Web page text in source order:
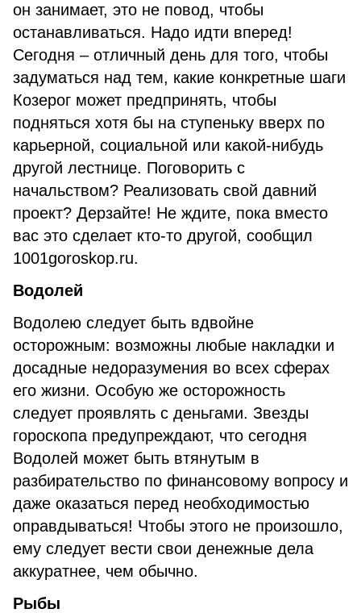
он занимает, это не повод, чтобы
останавливаться. Надо идти вперед!
Сегодня – отличный день для того, чтобы
задуматься над тем, какие конкретные шаги
Козерог может предпринять, чтобы
подняться хотя бы на ступеньку вверх по
карьерной, социальной или какой-нибудь
другой лестнице. Поговорить с
начальством? Реализовать свой давний
проект? Дерзайте! Не ждите, пока вместо
вас это сделает кто-то другой, сообщил
1001goroskop.ru.
Водолей
Водолею следует быть вдвойне
осторожным: возможны любые накладки и
досадные недоразумения во всех сферах
его жизни. Особую же осторожность
следует проявлять с деньгами. Звезды
гороскопа предупреждают, что сегодня
Водолей может быть втянутым в
разбирательство по финансовому вопросу и
даже оказаться перед необходимостью
оправдываться! Чтобы этого не произошло,
ему следует вести свои денежные дела
аккуратнее, чем обычно.
Рыбы